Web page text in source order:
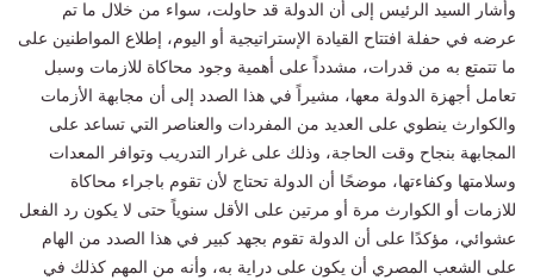
وأشار السيد الرئيس إلى أن الدولة قد حاولت، سواء من خلال ما تم
عرضه في حفلة افتتاح القيادة الإستراتيجية أو اليوم، إطلاع المواطنين على
ما تتمتع به من قدرات، مشدداً على أهمية وجود محاكاة للازمات وسبل
تعامل أجهزة الدولة معها، مشيراً في هذا الصدد إلى أن مجابهة الأزمات
والكوارث ينطوي على العديد من المفردات والعناصر التي تساعد على
المجابهة بنجاح وقت الحاجة، وذلك على غرار التدريب وتوافر المعدات
وسلامتها وكفاءتها، موضحًا أن الدولة تحتاج لأن تقوم باجراء محاكاة
للازمات أو الكوارث مرة أو مرتين على الأقل سنوياً حتى لا يكون رد الفعل
عشوائي، مؤكدًا على أن الدولة تقوم بجهد كبير في هذا الصدد من الهام
على الشعب المصري أن يكون على دراية به، وأنه من المهم كذلك في